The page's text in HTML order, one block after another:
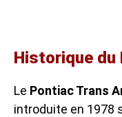
Historique du
Le Pontiac Trans
introduite en 1978